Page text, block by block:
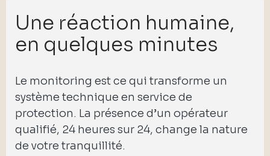
Une réaction humaine,
en quelques minutes
Le monitoring est ce qui transforme un
système technique en service de
protection. La présence d’un opérateur
qualifié, 24 heures sur 24, change la nature
de votre tranquillité.